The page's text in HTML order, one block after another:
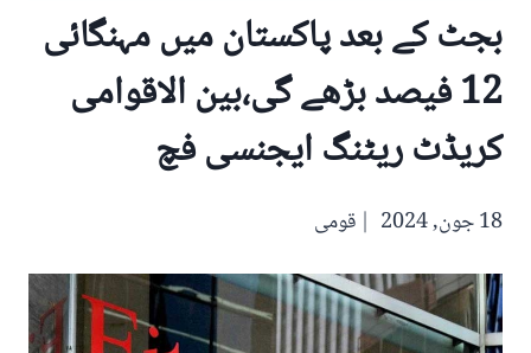
بجٹ کے بعد پاکستان میں مہنگائی
12 فیصد بڑھے گی،بین الاقوامی
کریڈٹ ریٹنگ ایجنسی فچ
18 جون, 2024 قومی